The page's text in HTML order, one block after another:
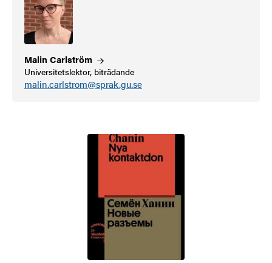
Malin Carlström
Universitetslektor, biträdande
malin.carlstrom@sprak.gu.se
Bild